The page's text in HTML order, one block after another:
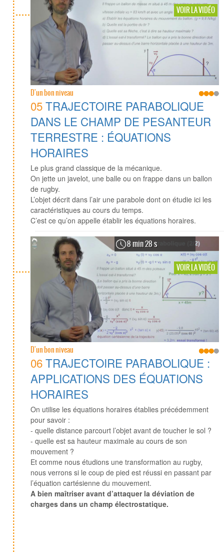
VOIR LA VIDÉO
D'un bon niveau
05TRAJECTOIRE PARABOLIQUE
DANS LE CHAMP DE PESANTEUR
TERRESTRE : ÉQUATIONS
HORAIRES
Le plus grand classique de la mécanique.
On jette un javelot, une balle ou on frappe dans un ballon
de rugby.
L’objet décrit dans l’air une parabole dont on étudie ici les
caractéristiques au cours du temps.
C’est ce qu’on appelle établir les équations horaires.
8 min 28 s
VOIR LA VIDÉO
D'un bon niveau
06TRAJECTOIRE PARABOLIQUE :
APPLICATIONS DES ÉQUATIONS
HORAIRES
On utilise les équations horaires établies précédemment
pour savoir :
- quelle distance parcourt l’objet avant de toucher le sol ?
- quelle est sa hauteur maximale au cours de son
mouvement ?
Et comme nous étudions une transformation au rugby,
nous verrons si le coup de pied est réussi en passant par
l’équation cartésienne du mouvement.
A bien maîtriser avant d’attaquer la déviation de
charges dans un champ électrostatique.